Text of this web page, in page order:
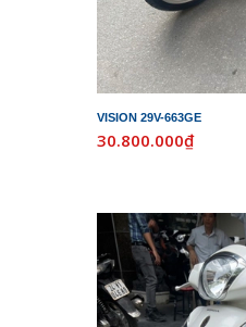
VISION 29V-663GE
30.800.000₫